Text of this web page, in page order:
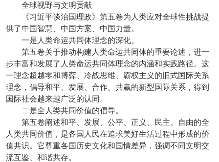
全球视野与文明贡献
《习近平谈治国理政》第五卷为人类应对全球性挑战提
供了中国智慧、中国方案、中国力量。
一是人类命运共同体理念的深化。
第五卷关于推动构建人类命运共同体的重要论述，进一
步丰富和发展了人类命运共同体理念的内涵和实践路径。这
一理念超越零和博弈、冷战思维、霸权主义的旧式国际关系
理念，倡导和平、发展、合作、共赢的新型国际关系，得到
国际社会越来越广泛的认同。
二是全人类共同价值的倡导。
第五卷阐述和平、发展、公平、正义、民主、自由的全
人类共同价值，是各国人民在追求美好生活过程中形成的价
值共识。它尊重各国历史文化和国情差异，强调不同文明交
流互鉴、和谐共存。